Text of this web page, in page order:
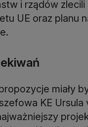
i rządów
UE oraz planu
miały
KE